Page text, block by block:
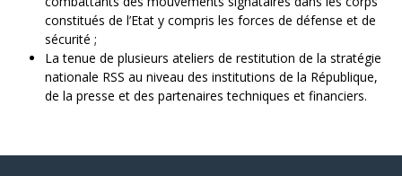
constitués de l’Etat y compris les forces de défense et de
sécurité ;
La tenue de plusieurs ateliers de restitution de la stratégie
nationale RSS au niveau des institutions de la République,
de la presse et des partenaires techniques et financiers.